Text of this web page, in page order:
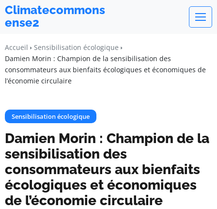
Climatecommons
ense2
Accueil
Sensibilisation écologique
Damien Morin : Champion de la sensibilisation des
consommateurs aux bienfaits écologiques et économiques de
l’économie circulaire
Sensibilisation écologique
Damien Morin : Champion de la
sensibilisation des
consommateurs aux bienfaits
écologiques et économiques
de l’économie circulaire